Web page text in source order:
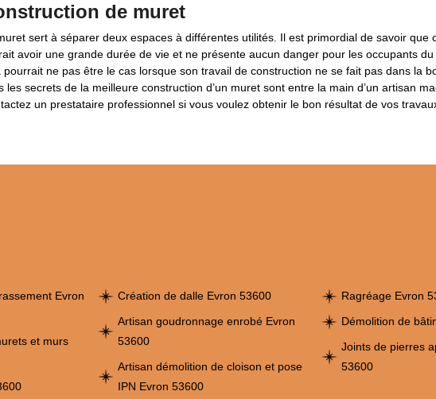
de muret
sert à séparer deux espaces à différentes utilités. Il est primordial de savoir que
avoir une grande durée de vie et ne présente aucun danger pour les occupants du
pourrait ne pas être le cas lorsque son travail de construction ne se fait pas dans la
les secrets de la meilleure construction d’un muret sont entre la main d’un artisan
un prestataire professionnel si vous voulez obtenir le bon résultat de vos
Evron
et murs
Création de dalle Evron 53600
Artisan goudronnage enrobé Evron
53600
Artisan démolition de cloison et pose
IPN Evron 53600
Ragréage Evron
Démolition de
Joints de pierres
53600